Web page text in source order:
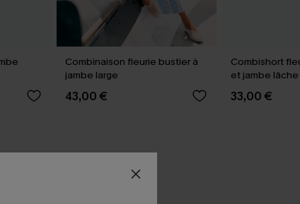
Combinaison fleurie bustier à
jambe large
43,00 €
Combishort
et jambe lâche
33,00 €